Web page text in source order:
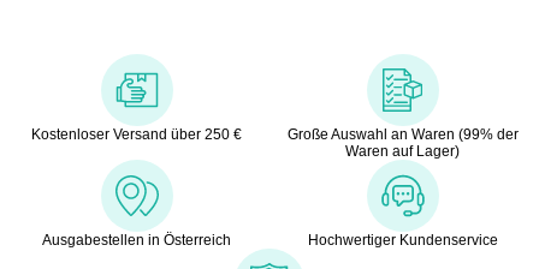
Kostenloser Versand über 250 €
Große Auswahl an Waren (99% der
Waren auf Lager)
Ausgabestellen in Österreich Hochwertiger Kundenservice